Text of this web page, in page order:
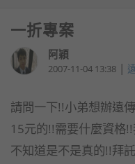
一折專案
阿穎
2007-11-04 13:38 |
請問一下!!小弟想辦遠
15元的!!需要什麼資格
不知道是不是真的!!拜